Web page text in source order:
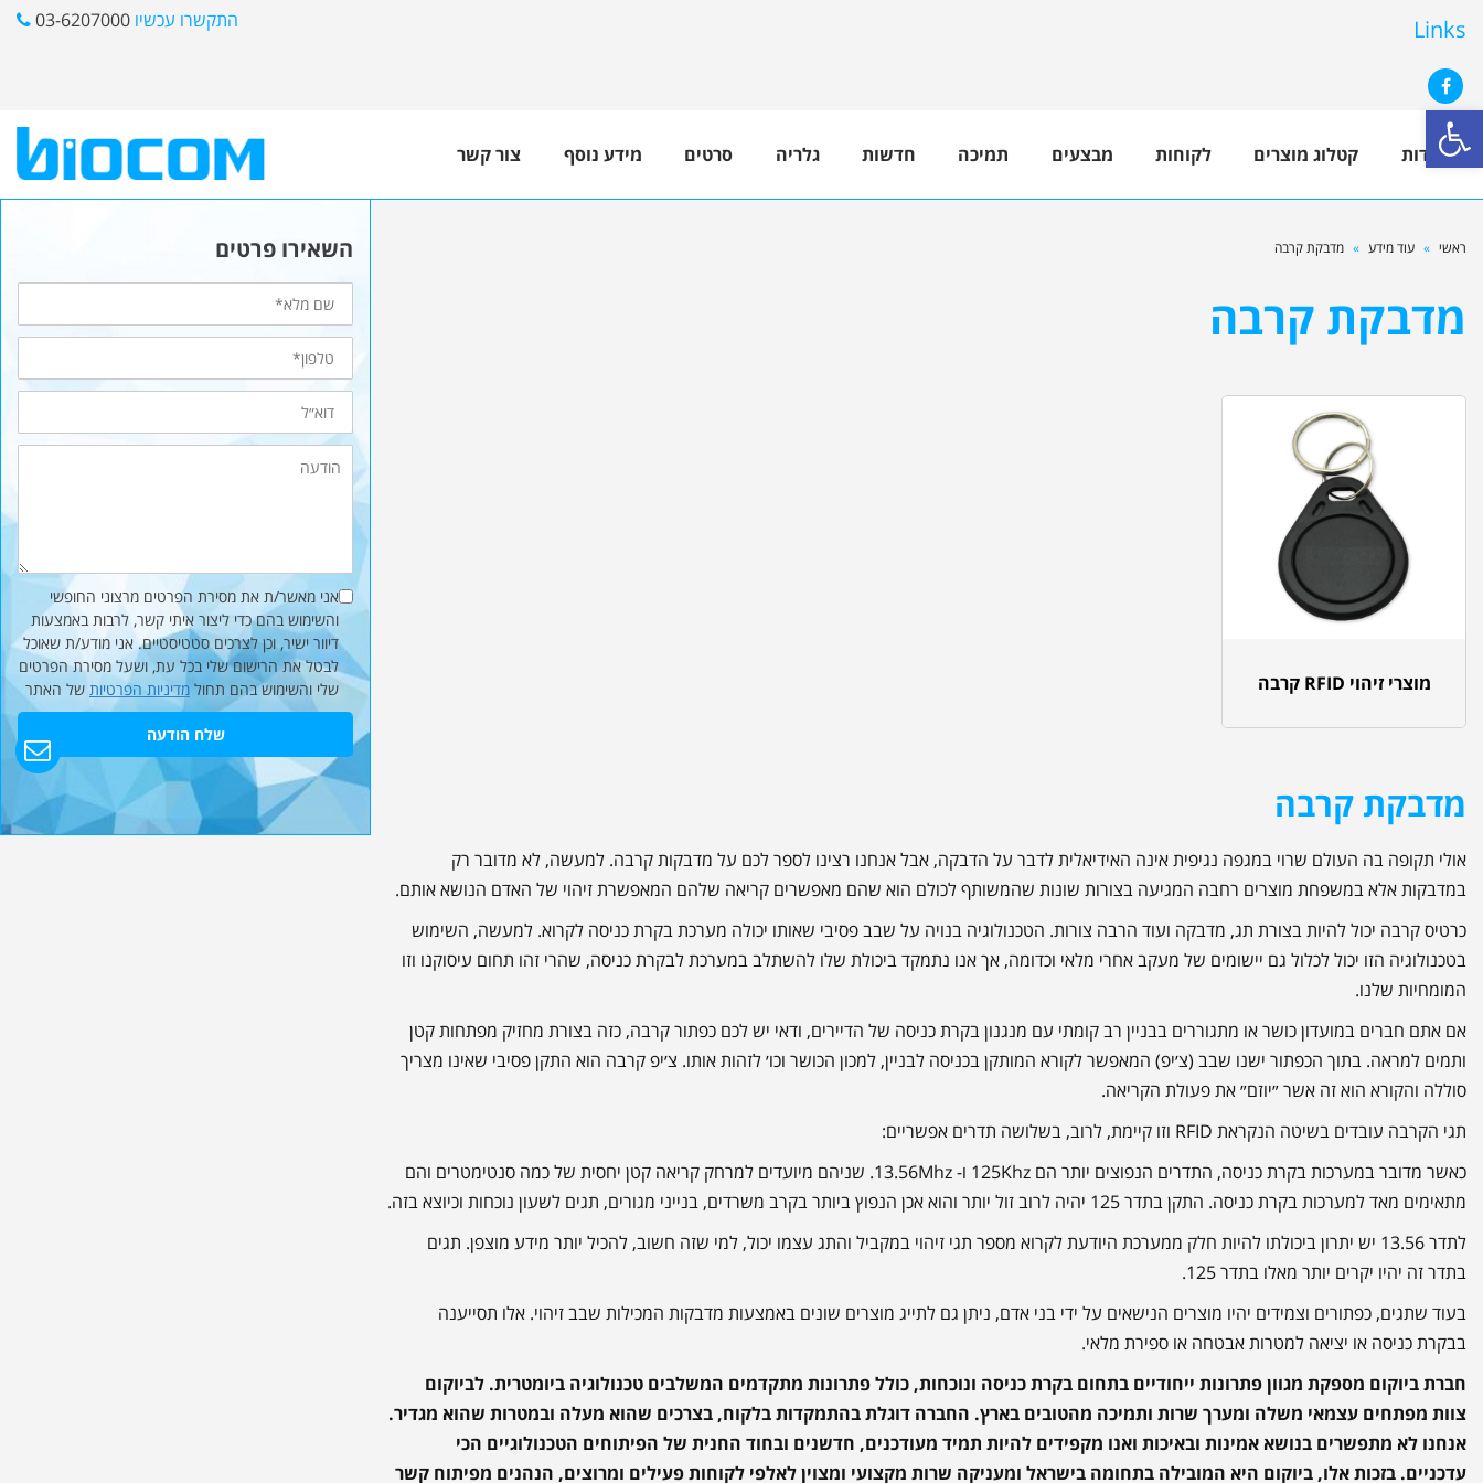
פתח סרגל נגישות
Links
Facebook
התקשרו עכשיו 03-6207000
אודות קטלוג מוצרים לקוחות מבצעים תמיכה חדשות גלריה סרטים מידע נוסף צור קשר
ראשי » עוד מידע » מדבקת קרבה
מדבקת קרבה
מוצרי זיהוי RFID קרבה
מדבקת קרבה
אולי תקופה בה העולם שרוי במגפה נגיפית אינה האידיאלית לדבר על הדבקה, אבל אנחנו רצינו לספר לכם על מדבקות קרבה. למעשה, לא מדובר רק
במדבקות אלא במשפחת מוצרים רחבה המגיעה בצורות שונות שהמשותף לכולם הוא שהם מאפשרים קריאה שלהם המאפשרת זיהוי של האדם הנושא אותם.
כרטיס קרבה יכול להיות בצורת תג, מדבקה ועוד הרבה צורות. הטכנולוגיה בנויה על שבב פסיבי שאותו יכולה מערכת בקרת כניסה לקרוא. למעשה, השימוש
בטכנולוגיה הזו יכול לכלול גם יישומים של מעקב אחרי מלאי וכדומה, אך אנו נתמקד ביכולת שלו להשתלב במערכת לבקרת כניסה, שהרי זהו תחום עיסוקנו וזו
המומחיות שלנו.
אם אתם חברים במועדון כושר או מתגוררים בבניין רב קומתי עם מנגנון בקרת כניסה של הדיירים, ודאי יש לכם כפתור קרבה, כזה בצורת מחזיק מפתחות קטן
ותמים למראה. בתוך הכפתור ישנו שבב (צ׳יפ) המאפשר לקורא המותקן בכניסה לבניין, למכון הכושר וכו׳ לזהות אותו. צ׳יפ קרבה הוא התקן פסיבי שאינו מצריך
סוללה והקורא הוא זה אשר ״יוזם״ את פעולת הקריאה.
תגי הקרבה עובדים בשיטה הנקראת RFID וזו קיימת, לרוב, בשלושה תדרים אפשריים:
כאשר מדובר במערכות בקרת כניסה, התדרים הנפוצים יותר הם 125Khz ו- 13.56Mhz. שניהם מיועדים למרחק קריאה קטן יחסית של כמה סנטימטרים והם
מתאימים מאד למערכות בקרת כניסה. התקן בתדר 125 יהיה לרוב זול יותר והוא אכן הנפוץ ביותר בקרב משרדים, בנייני מגורים, תגים לשעון נוכחות וכיוצא בזה.
לתדר 13.56 יש יתרון ביכולתו להיות חלק ממערכת היודעת לקרוא מספר תגי זיהוי במקביל והתג עצמו יכול, למי שזה חשוב, להכיל יותר מידע מוצפן. תגים
בתדר זה יהיו יקרים יותר מאלו בתדר 125.
בעוד שתגים, כפתורים וצמידים יהיו מוצרים הנישאים על ידי בני אדם, ניתן גם לתייג מוצרים שונים באמצעות מדבקות המכילות שבב זיהוי. אלו תסייענה
בבקרת כניסה או יציאה למטרות אבטחה או ספירת מלאי.
חברת ביוקום מספקת מגוון פתרונות ייחודיים בתחום בקרת כניסה ונוכחות, כולל פתרונות מתקדמים המשלבים טכנולוגיה ביומטרית. לביוקום
צוות מפתחים עצמאי משלה ומערך שרות ותמיכה מהטובים בארץ. החברה דוגלת בהתמקדות בלקוח, בצרכים שהוא מעלה ובמטרות שהוא מגדיר.
אנחנו לא מתפשרים בנושא אמינות ובאיכות ואנו מקפידים להיות תמיד מעודכנים, חדשנים ובחוד החנית של הפיתוחים הטכנולוגיים הכי
עדכניים. בזכות אלו, ביוקום היא המובילה בתחומה בישראל ומעניקה שרות מקצועי ומצוין לאלפי לקוחות פעילים ומרוצים, הנהנים מפיתוח קשר
השאירו פרטים
שם
מלא
טלפון*
דוא״ל
הודעה
אני מאשר/ת את מסירת הפרטים מרצוני החופשי
והשימוש בהם כדי ליצור איתי קשר, לרבות באמצעות
דיוור ישיר, וכן לצרכים סטטיסטיים. אני מודע/ת שאוכל
לבטל את הרישום שלי בכל עת, ושעל מסירת הפרטים
שלי והשימוש בהם תחול מדיניות הפרטיות של האתר
שלח הודעה